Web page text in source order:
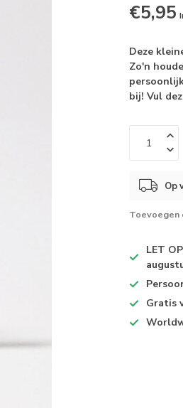
€5,95
Deze
Zo'n
bij! Vul
Op
LET
Gratis